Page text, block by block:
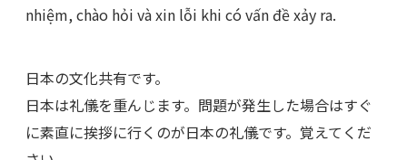
nhiệm, chào hỏi và xin lỗi khi có vấn đề xảy ra.
日本の文化共有です。
日本は礼儀を重んじます。問題が発生した場合はすぐ
に素直に挨拶に行くのが日本の礼儀です。覚えてくだ